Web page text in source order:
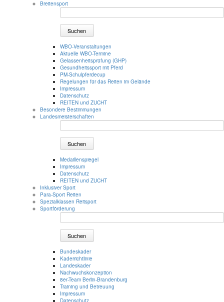
Breitensport
Suchen
WBO-Veranstaltungen
Aktuelle WBO-Termine
Gelassenheitsprüfung (GHP)
Gesundheitssport mit Pferd
PM-Schulpferdecup
Regelungen für das Reiten im Gelände
Impressum
Datenschutz
REITEN und ZUCHT
Besondere Bestimmungen
Landesmeisterschaften
Suchen
Medaillenspiegel
Impressum
Datenschutz
REITEN und ZUCHT
Inklusiver Sport
Para-Sport Reiten
Spezialklassen Reitsport
Sportförderung
Suchen
Bundeskader
Kaderrichtlinie
Landeskader
Nachwuchskonzeption
8er-Team Berlin-Brandenburg
Training und Betreuung
Impressum